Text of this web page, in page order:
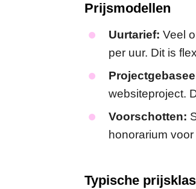
Prijsmodellen
Uurtarief: Veel
per uur. Dit is
websiteproject.
Voorschotten:
honorarium
Typische